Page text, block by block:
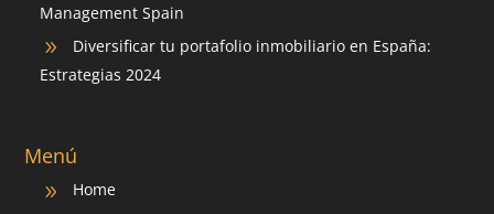
Management Spain
9
Diversificar tu portafolio inmobiliario en España:
Estrategias 2024
Menú
9 Home